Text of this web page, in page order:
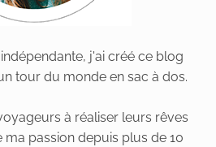
j'ai créé ce blog
tour du monde en sac à dos.
à réaliser leurs rêves
passion depuis plus de 10